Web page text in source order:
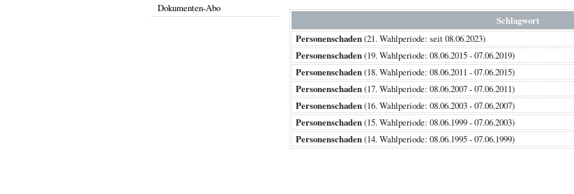
Dokumenten-Abo
Schlagwort
Personenschaden(21. Wahlperiode: seit 08.06.2023)
Personenschaden(19. Wahlperiode: 08.06.2015 - 07.06.2019)
Personenschaden(18. Wahlperiode: 08.06.2011 - 07.06.2015)
Personenschaden(17. Wahlperiode: 08.06.2007 - 07.06.2011)
Personenschaden(16. Wahlperiode: 08.06.2003 - 07.06.2007)
Personenschaden(15. Wahlperiode: 08.06.1999 - 07.06.2003)
Personenschaden(14. Wahlperiode: 08.06.1995 - 07.06.1999)